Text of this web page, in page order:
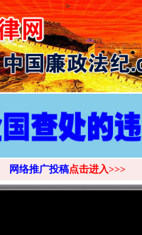
>
网络推广投稿点击进入>>>